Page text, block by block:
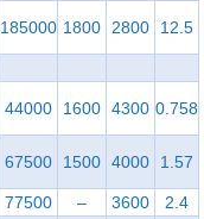
185000 1800 2800 12.5
44000 1600 4300 0.758
67500 1500 4000 1.57
77500 – 3600 2.4